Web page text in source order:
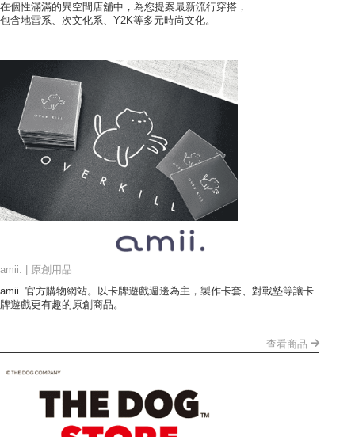
在個性滿滿的異空間店舖中，為您提案最新流行穿搭，
包含地雷系、次文化系、Y2K等多元時尚文化。
amii. | 原創用品
amii. 官方購物網站。以卡牌遊戲週邊為主，製作卡套、對戰墊等讓卡
牌遊戲更有趣的原創商品。
查看商品